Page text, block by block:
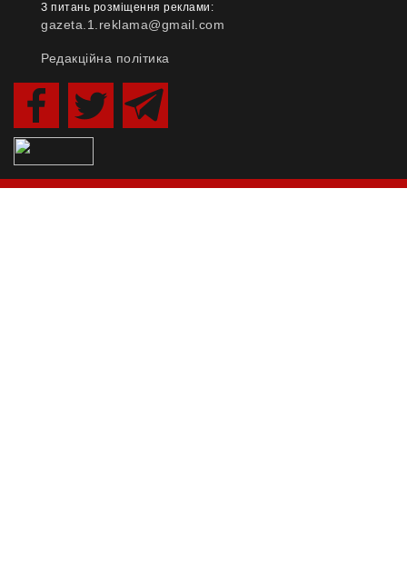
З питань розміщення реклами:
gazeta.1.reklama@gmail.com
Редакційна політика